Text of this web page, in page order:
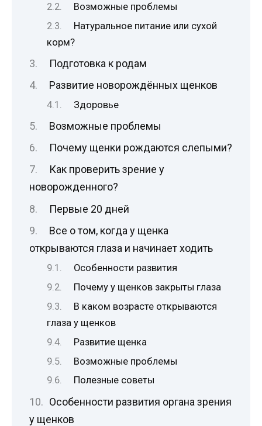
Возможные проблемы
Натуральное питание или сухой
корм?
Подготовка к родам
Развитие новорождённых щенков
Здоровье
Возможные проблемы
Почему щенки рождаются слепыми?
Как проверить зрение у
новорожденного?
Первые 20 дней
Все о том, когда у щенка
открываются глаза и начинает ходить
Особенности развития
Почему у щенков закрыты глаза
В каком возрасте открываются
глаза у щенков
Развитие щенка
Возможные проблемы
Полезные советы
Особенности развития органа зрения
у щенков